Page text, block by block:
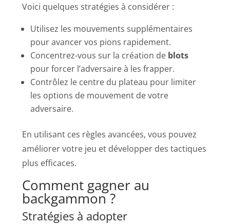
Voici quelques stratégies à considérer :
Utilisez les mouvements supplémentaires
pour avancer vos pions rapidement.
Concentrez-vous sur la création de blots
pour forcer l’adversaire à les frapper.
Contrôlez le centre du plateau pour limiter
les options de mouvement de votre
adversaire.
En utilisant ces règles avancées, vous pouvez
améliorer votre jeu et développer des tactiques
plus efficaces.
Comment gagner au
backgammon ?
Stratégies à adopter